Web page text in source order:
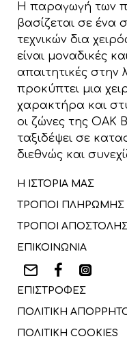
Η παραγωγή των
βασίζεται σε ένα
τεχνικών δια
είναι μοναδικές
απαιτητικές στην
προκύπτει μια
χαρακτήρα και
οι ζώνες της OAK
ταξιδέψει σε
διεθνώς και
Η ΙΣΤΟΡΙΑ ΜΑΣ
ΤΡΟΠΟΙ ΠΛΗΡΩΜΗΣ
ΤΡΟΠΟΙ
ΕΠΙΚΟΙΝΩΝΙΑ
ΕΠΙΣΤΡΟΦΕΣ
ΠΟΛΙΤΙΚΗ
ΠΟΛΙΤΙΚΗ COOKIES